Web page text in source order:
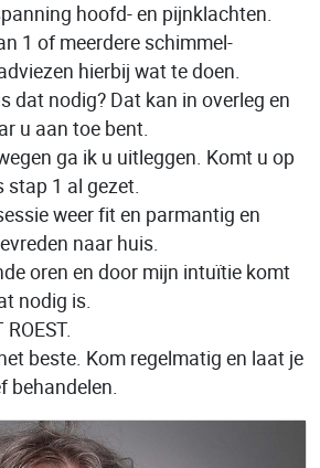
hoofd- en pijnklachten.
1 of meerdere schimmel-
hierbij wat te doen.
dat nodig? Dat kan in overleg en
u aan toe bent.
ga ik u uitleggen. Komt u op
stap 1 al gezet.
weer fit en parmantig en
naar huis.
oren en door mijn intuïtie komt
nodig is.
beste. Kom regelmatig en laat je
behandelen.